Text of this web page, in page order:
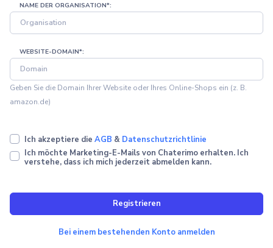
NAME DER ORGANISATION*:
WEBSITE-DOMAIN*:
Geben Sie die Domain Ihrer Website oder Ihres Online-Shops ein (z. B.
amazon.de)
Ich akzeptiere die AGB & Datenschutzrichtlinie
Ich möchte Marketing-E-Mails von Chaterimo erhalten. Ich
verstehe, dass ich mich jederzeit abmelden kann.
Registrieren
Bei einem bestehenden Konto anmelden
Powered by chaterimo